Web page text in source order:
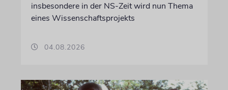
insbesondere in der NS-Zeit wird nun Thema
eines Wissenschaftsprojekts
04.08.2026